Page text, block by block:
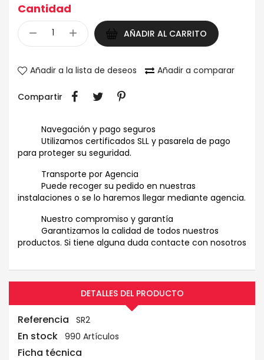
Cantidad
AÑADIR AL CARRITO
Añadir a la lista de deseos Añadir a comparar
Compartir
Navegación y pago seguros
Utilizamos certificados SLL y pasarela de pago
para proteger su seguridad.
Transporte por Agencia
Puede recoger su pedido en nuestras
instalaciones o se lo haremos llegar mediante agencia.
Nuestro compromiso y garantía
Garantizamos la calidad de todos nuestros
productos. Si tiene alguna duda contacte con nosotros
DETALLES DEL PRODUCTO
Referencia SR2
En stock 990 Artículos
Ficha técnica